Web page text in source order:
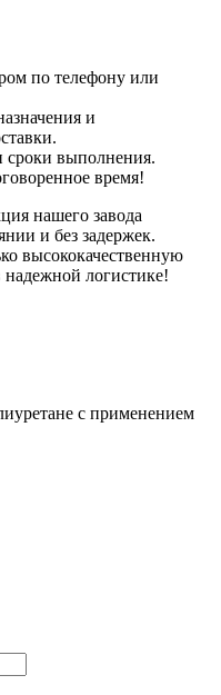
по телефону или
и
сроки выполнения.
время!
нашего завода
и без задержек.
высококачественную
логистике!
с применением